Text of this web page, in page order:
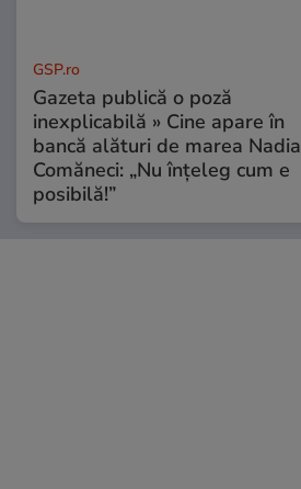
GSP.ro
Gazeta publică o poză
inexplicabilă » Cine apare în
bancă alături de marea Nadia
Comăneci: „Nu înțeleg cum e
posibilă!”